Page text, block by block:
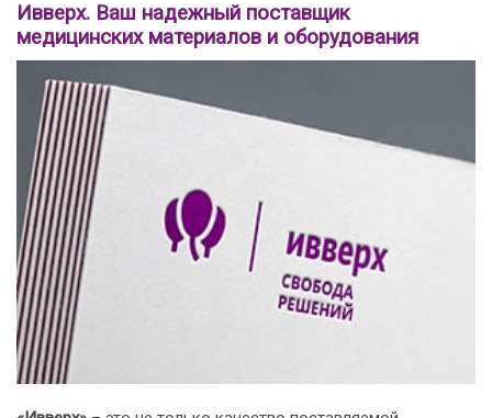
Ивверх. Ваш надежный поставщик
медицинских материалов и оборудования